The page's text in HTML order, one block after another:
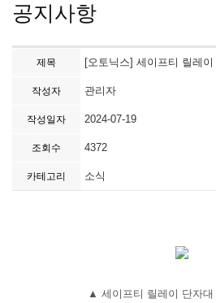
공지사항
제목 [오토닉스] 세이프티 릴레이
작성자 관리자
작성일자 2024-07-19
조회수 4372
카테고리 소식
▲ 세이프티 릴레이 단자대